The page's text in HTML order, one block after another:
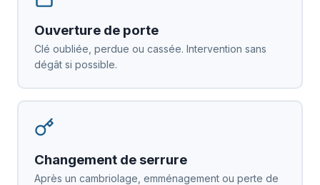
Ouverture de porte
Clé oubliée, perdue ou cassée. Intervention sans
dégât si possible.
Changement de serrure
Après un cambriolage, emménagement ou perte de